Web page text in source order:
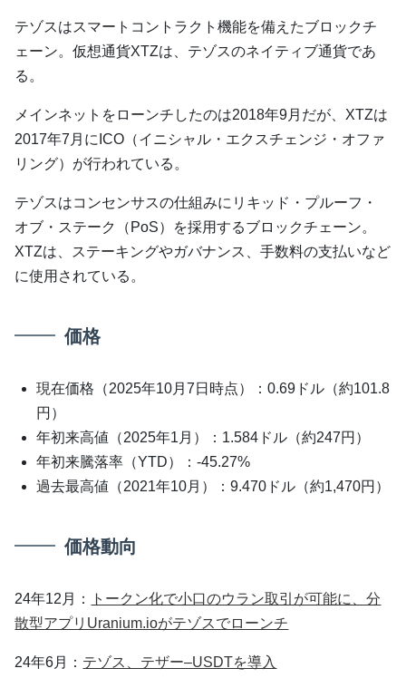
テゾスはスマートコントラクト機能を備えたブロックチ
ェーン。仮想通貨XTZは、テゾスのネイティブ通貨であ
る。
メインネットをローンチしたのは2018年9月だが、XTZは
2017年7月にICO（イニシャル・エクスチェンジ・オファ
リング）が行われている。
テゾスはコンセンサスの仕組みにリキッド・プルーフ・
オブ・ステーク（PoS）を採用するブロックチェーン。
XTZは、ステーキングやガバナンス、手数料の支払いなど
に使用されている。
価格
現在価格（2025年10月7日時点）：0.69ドル（約101.8
円）
年初来高値（2025年1月）：1.584ドル（約247円）
年初来騰落率（YTD）：-45.27%
過去最高値（2021年10月）：9.470ドル（約1,470円）
価格動向
24年12月：
トークン化で小口のウラン取引が可能に、分
散型アプリUranium.ioがテゾスでローンチ
24年6月： テゾス、テザー–USDTを導入